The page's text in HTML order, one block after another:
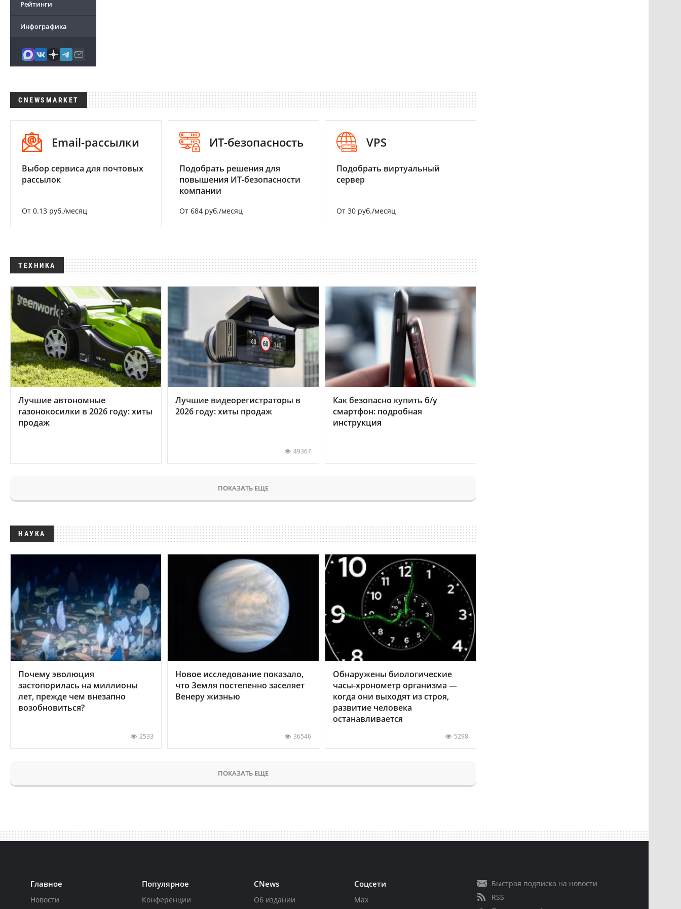
Рейтинги
Инфографика
CNEWSMARKET
Email-рассылки
Выбор сервиса для почтовых
рассылок
От 0.13 руб./месяц
ИТ-безопасность
Подобрать решения для
повышения ИТ-безопасности
компании
От 684 руб./месяц
VPS
Подобрать виртуальный
сервер
От 30 руб./месяц
ТЕХНИКА
Лучшие автономные
газонокосилки в 2026 году: хиты
продаж
Лучшие видеорегистраторы в
2026 году: хиты продаж
49367
Как безопасно купить б/у
смартфон: подробная
инструкция
ПОКАЗАТЬ ЕЩЕ
НАУКА
Почему эволюция
застопорилась на миллионы
лет, прежде чем внезапно
возобновиться?
2533
Новое исследование показало,
что Земля постепенно заселяет
Венеру жизнью
36546
Обнаружены биологические
часы-хронометр организма —
когда они выходят из строя,
развитие человека
останавливается
5298
ПОКАЗАТЬ ЕЩЕ
Главное
Новости
Популярное
Конференции
CNews
Об издании
Соцсети
Max
Быстрая подписка на новости
RSS